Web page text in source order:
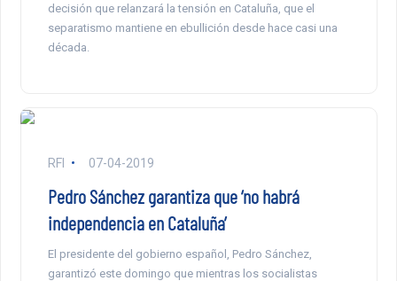
decisión que relanzará la tensión en Cataluña, que el
separatismo mantiene en ebullición desde hace casi una
década.
RFI 07-04-2019
Pedro Sánchez garantiza que ‘no habrá
independencia en Cataluña’
El presidente del gobierno español, Pedro Sánchez,
garantizó este domingo que mientras los socialistas